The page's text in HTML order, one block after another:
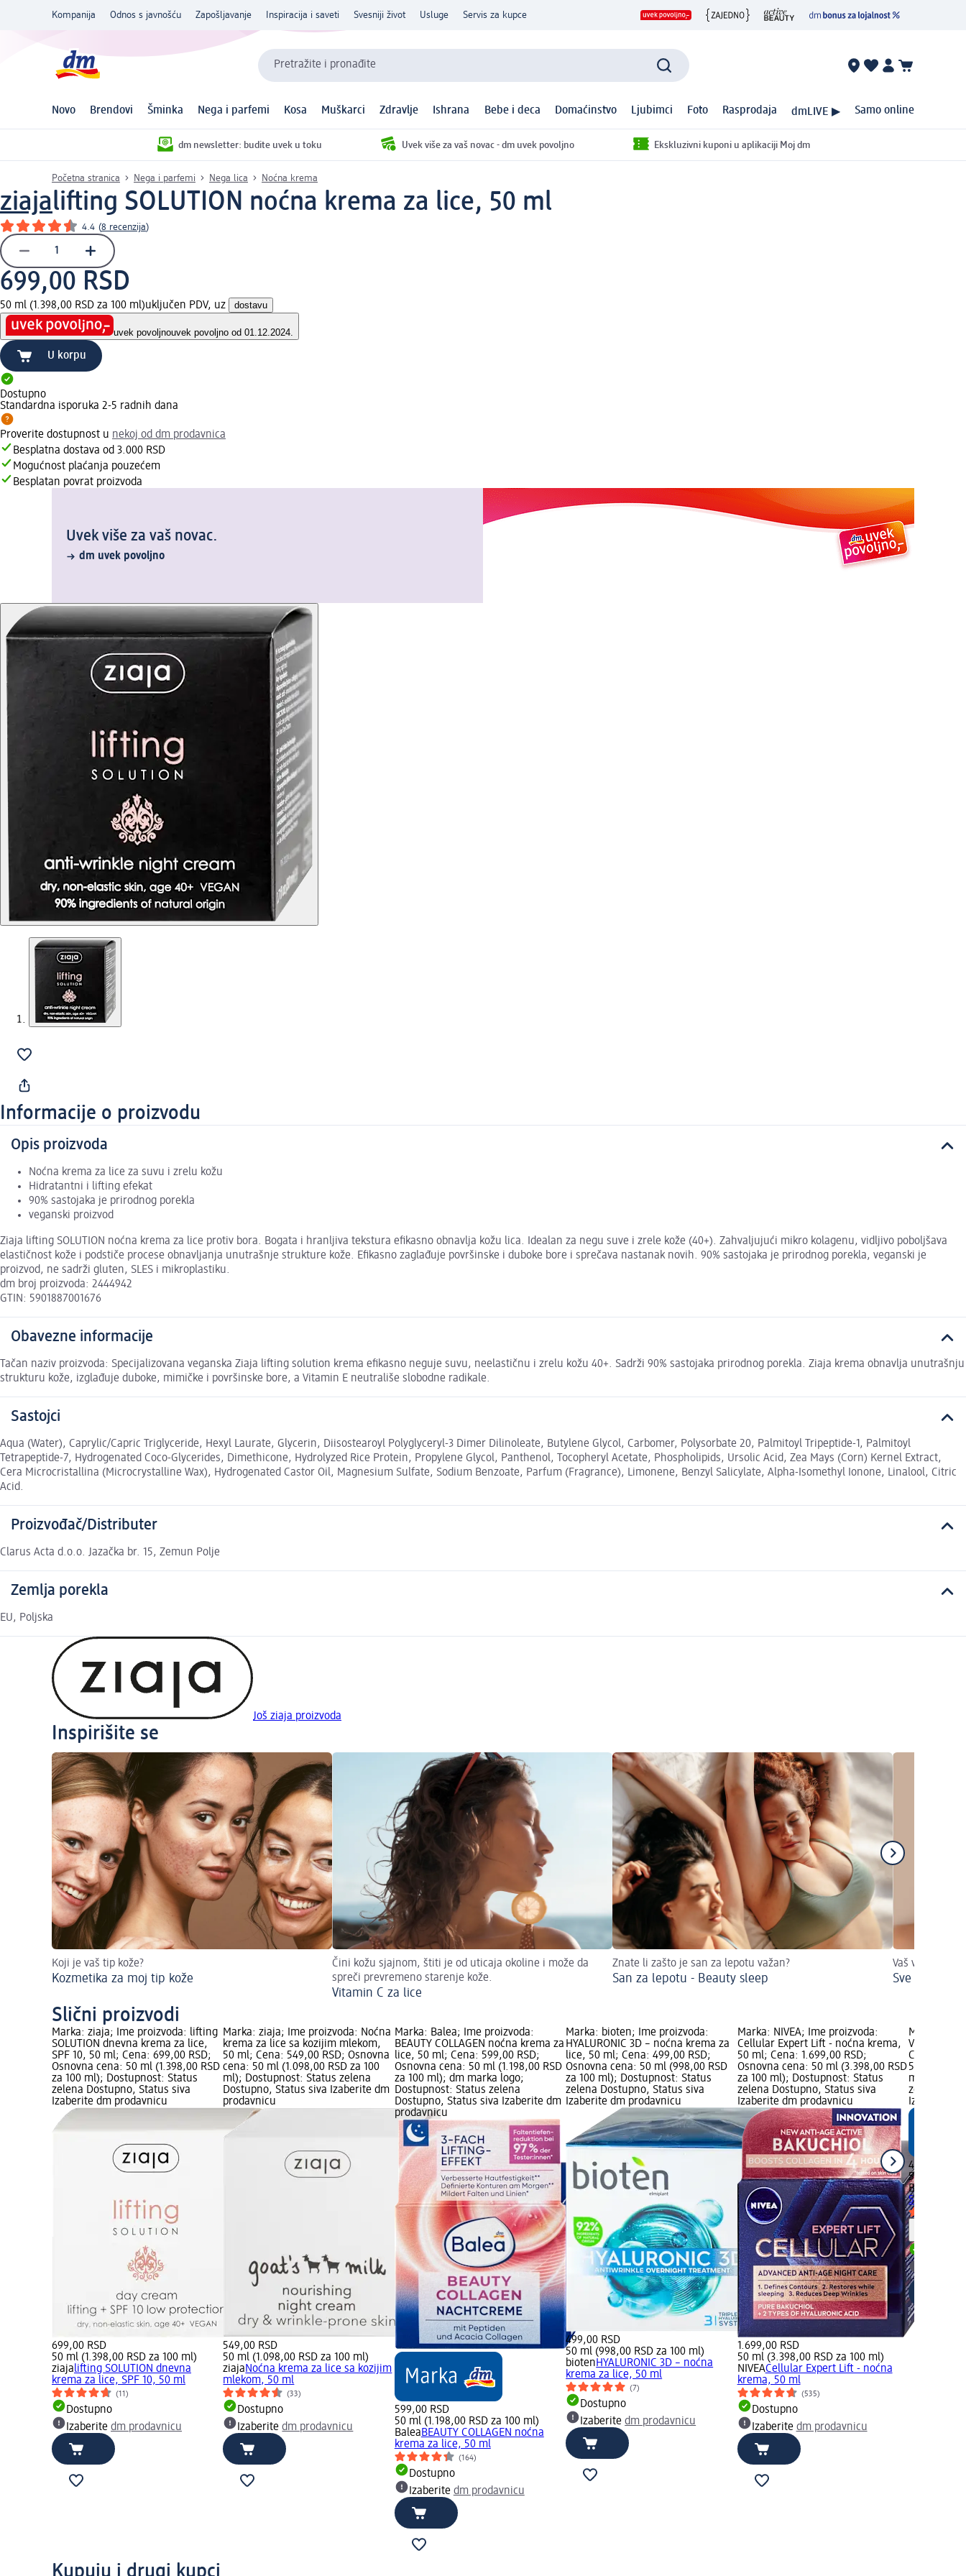
Kompanija Odnos s javnošću Zapošljavanje Inspiracija i saveti Svesniji život Usluge Servis za kupce
Pretražite i pronađite
Novo Brendovi Šminka Nega i parfemi Kosa Muškarci Zdravlje Ishrana Bebe i deca Domaćinstvo Ljubimci Foto Rasprodaja dmLIVE ▶ Samo online
dm newsletter: budite uvek u toku Uvek više za vaš novac - dm uvek povoljno Ekskluzivni kuponi u aplikaciji Moj dm
Početna stranica Nega i parfemi Nega lica Noćna krema
ziajalifting SOLUTION noćna krema za lice, 50 ml
4.4 (8 recenzija)
699,00 RSD
50 ml (1.398,00 RSD za 100 ml)uključen PDV, uz dostavu
uvek povoljnouvek povoljno od 01.12.2024.
U korpu
Dostupno
Standardna isporuka 2-5 radnih dana
Proverite dostupnost u nekoj od dm prodavnica
Besplatna dostava od 3.000 RSD
Mogućnost plaćanja pouzećem
Besplatan povrat proizvoda
Uvek više za vaš novac.
dm uvek povoljno
Informacije o proizvodu
Opis proizvoda
Noćna krema za lice za suvu i zrelu kožu
Hidratantni i lifting efekat
90% sastojaka je prirodnog porekla
veganski proizvod
Ziaja lifting SOLUTION noćna krema za lice protiv bora. Bogata i hranljiva tekstura efikasno obnavlja kožu lica. Idealan za negu suve i zrele kože (40+). Zahvaljujući mikro kolagenu, vidljivo poboljšava
elastičnost kože i podstiče procese obnavljanja unutrašnje strukture kože. Efikasno zaglađuje površinske i duboke bore i sprečava nastanak novih. 90% sastojaka je prirodnog porekla, veganski je
proizvod, ne sadrži gluten, SLES i mikroplastiku.
dm broj proizvoda: 2444942
GTIN: 5901887001676
Obavezne informacije
Tačan naziv proizvoda: Specijalizovana veganska Ziaja lifting solution krema efikasno neguje suvu, neelastičnu i zrelu kožu 40+. Sadrži 90% sastojaka prirodnog porekla. Ziaja krema obnavlja unutrašnju
strukturu kože, izglađuje duboke, mimičke i površinske bore, a Vitamin E neutrališe slobodne radikale.
Sastojci
Aqua (Water), Caprylic/Capric Triglyceride, Hexyl Laurate, Glycerin, Diisostearoyl Polyglyceryl-3 Dimer Dilinoleate, Butylene Glycol, Carbomer, Polysorbate 20, Palmitoyl Tripeptide-1, Palmitoyl
Tetrapeptide-7, Hydrogenated Coco-Glycerides, Dimethicone, Hydrolyzed Rice Protein, Propylene Glycol, Panthenol, Tocopheryl Acetate, Phospholipids, Ursolic Acid, Zea Mays (Corn) Kernel Extract,
Cera Microcristallina (Microcrystalline Wax), Hydrogenated Castor Oil, Magnesium Sulfate, Sodium Benzoate, Parfum (Fragrance), Limonene, Benzyl Salicylate, Alpha-Isomethyl Ionone, Linalool, Citric
Acid.
Proizvođač/Distributer
Clarus Acta d.o.o. Jazačka br. 15, Zemun Polje
Zemlja porekla
EU, Poljska
Još ziaja proizvoda
Inspirišite se
Koji je vaš tip kože?
Kozmetika za moj tip kože
Čini kožu sjajnom, štiti je od uticaja okoline i može da
spreči prevremeno starenje kože.
Vitamin C za lice
Znate li zašto je san za lepotu važan?
San za lepotu - Beauty sleep
Vaš vodič kroz
Sve o nezi
Slični proizvodi
Marka: ziaja; Ime proizvoda: lifting
SOLUTION dnevna krema za lice,
SPF 10, 50 ml; Cena: 699,00 RSD;
Osnovna cena: 50 ml (1.398,00 RSD
za 100 ml); Dostupnost: Status
zelena Dostupno, Status siva
Izaberite dm prodavnicu
699,00 RSD
50 ml (1.398,00 RSD za 100 ml)
ziajalifting SOLUTION dnevna
krema za lice, SPF 10, 50 ml
(11)
Dostupno
Izaberite dm prodavnicu
Marka: ziaja; Ime proizvoda: Noćna
krema za lice sa kozijim mlekom,
50 ml; Cena: 549,00 RSD; Osnovna
cena: 50 ml (1.098,00 RSD za 100
ml); Dostupnost: Status zelena
Dostupno, Status siva Izaberite dm
prodavnicu
549,00 RSD
50 ml (1.098,00 RSD za 100 ml)
ziajaNoćna krema za lice sa kozijim
mlekom, 50 ml
(33)
Dostupno
Izaberitedm prodavnicu
Marka: Balea; Ime proizvoda:
BEAUTY COLLAGEN noćna krema za
lice, 50 ml; Cena: 599,00 RSD;
Osnovna cena: 50 ml (1.198,00 RSD
za 100 ml); dm marka logo;
Dostupnost: Status zelena
Dostupno, Status siva Izaberite dm
prodavnicu
599,00 RSD
50 ml (1.198,00 RSD za 100 ml)
BaleaBEAUTY COLLAGEN noćna
krema za lice, 50 ml
(164)
Dostupno
Izaberite dm prodavnicu
Marka: bioten; Ime proizvoda:
HYALURONIC 3D – noćna krema za
lice, 50 ml; Cena: 499,00 RSD;
Osnovna cena: 50 ml (998,00 RSD
za 100 ml); Dostupnost: Status
zelena Dostupno, Status siva
Izaberite dm prodavnicu
499,00 RSD
50 ml (998,00 RSD za 100 ml)
biotenHYALURONIC 3D – noćna
krema za lice, 50 ml
(7)
Dostupno
Izaberitedm prodavnicu
Marka: NIVEA; Ime proizvoda:
Cellular Expert Lift - noćna krema,
50 ml; Cena: 1.699,00 RSD;
Osnovna cena: 50 ml (3.398,00 RSD
za 100 ml); Dostupnost: Status
zelena Dostupno, Status siva
Izaberite dm prodavnicu
1.699,00 RSD
50 ml (3.398,00 RSD za 100 ml)
NIVEACellular Expert Lift - noćna
krema, 50 ml
(535)
Dostupno
Izaberite dm prodavnicu
Marka:
VITAL+
Cena:
50 ml
marka
zelena
Izaberite
499,00 RSD
50 ml
Balea
50 ml
Kupuju i drugi kupci